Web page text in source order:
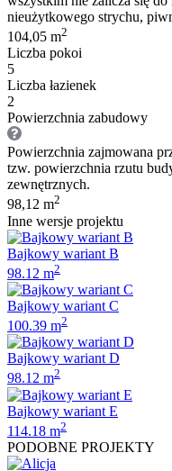
nieużytkowego strychu,
104,05 m2
Liczba pokoi
5
Liczba łazienek
2
Powierzchnia zabudowy
Powierzchnia zajmowana
tzw. powierzchnia rzutu
zewnętrznych.
98,12 m2
Inne wersje projektu
Bajkowy wariant B
98.12 m2
Bajkowy wariant C
100.39 m2
Bajkowy wariant D
98.12 m2
Bajkowy wariant E
114.18 m2
PODOBNE PROJEKTY